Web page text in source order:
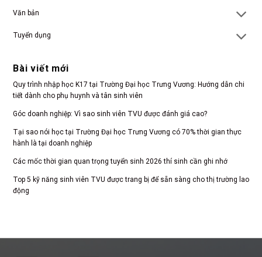
Văn bản
Tuyển dụng
Bài viết mới
Quy trình nhập học K17 tại Trường Đại học Trưng Vương: Hướng dẫn chi
tiết dành cho phụ huynh và tân sinh viên
Góc doanh nghiệp: Vì sao sinh viên TVU được đánh giá cao?
Tại sao nói học tại Trường Đại học Trưng Vương có 70% thời gian thực
hành là tại doanh nghiệp
Các mốc thời gian quan trọng tuyển sinh 2026 thí sinh cần ghi nhớ
Top 5 kỹ năng sinh viên TVU được trang bị để sẵn sàng cho thị trường lao
động